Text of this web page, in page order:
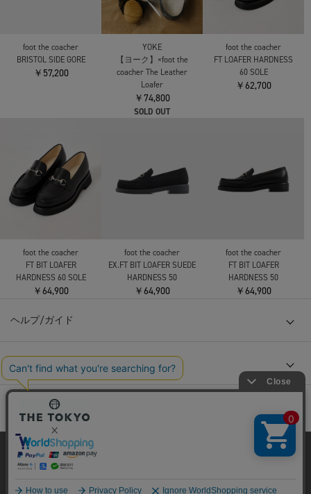
foot the coacher
BRISTOL SIDE GORE
￥57,200
YOKE
【ヨーク】×foot the
coacher The Leather
Loafer
￥74,800
SOLD OUT
foot the coacher
FT LOAFER HARDNESS
60 SOLE
￥62,700
foot the coacher
FT BIT LOAFER
HARDNESS 60 SOLE
￥64,900
foot the coacher
EX.FT BIT LOAFER SUEDE
HARDNESS 50
￥64,900
foot the coacher
FT BIT LOAFER
HARDNESS 50
￥64,900
ヘルプ/ガイド
会社概要
当サイトはクッキー(cookie)を使用します。クッキーはサイト内
の一部の機能および、サイトの使用状況の分析からマーケティ
プライバシーポリシーはこちら